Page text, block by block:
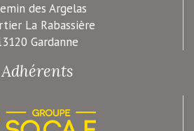
des Argelas
La Rabassière
Gardanne
Adhérents